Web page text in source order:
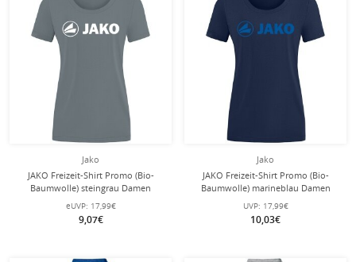
Jako
JAKO Freizeit-Shirt Promo (Bio-
Baumwolle) steingrau Damen
eUVP: 17,99€
9,07€
Jako
JAKO Freizeit-Shirt Promo (Bio-
Baumwolle) marineblau Damen
UVP: 17,99€
10,03€